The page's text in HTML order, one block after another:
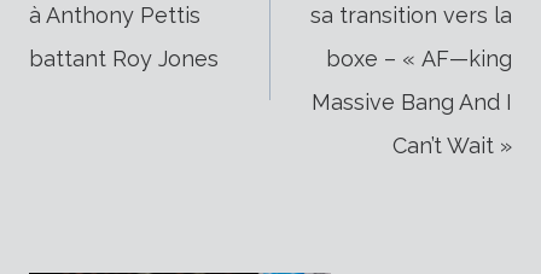
de
à Anthony Pettis
battant Roy Jones
sa transition vers la
boxe – « AF—king
Massive Bang And I
Can’t Wait »